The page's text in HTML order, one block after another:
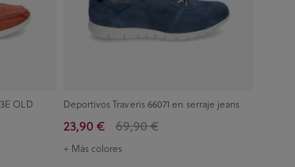
OLD Deportivos Traveris 66071 en serraje jeans
23,90 € 69,90 €
+ Más colores